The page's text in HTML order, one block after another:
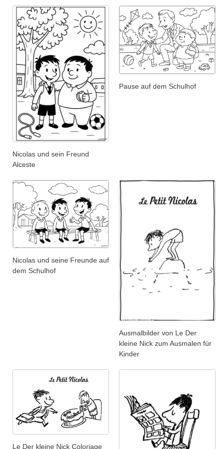
Nicolas und sein Freund
Alceste
Pause auf dem Schulhof
Nicolas und seine Freunde auf
dem Schulhof
Ausmalbilder von Le Der
kleine Nick zum Ausmalen für
Kinder
Le Der kleine Nick Coloriage